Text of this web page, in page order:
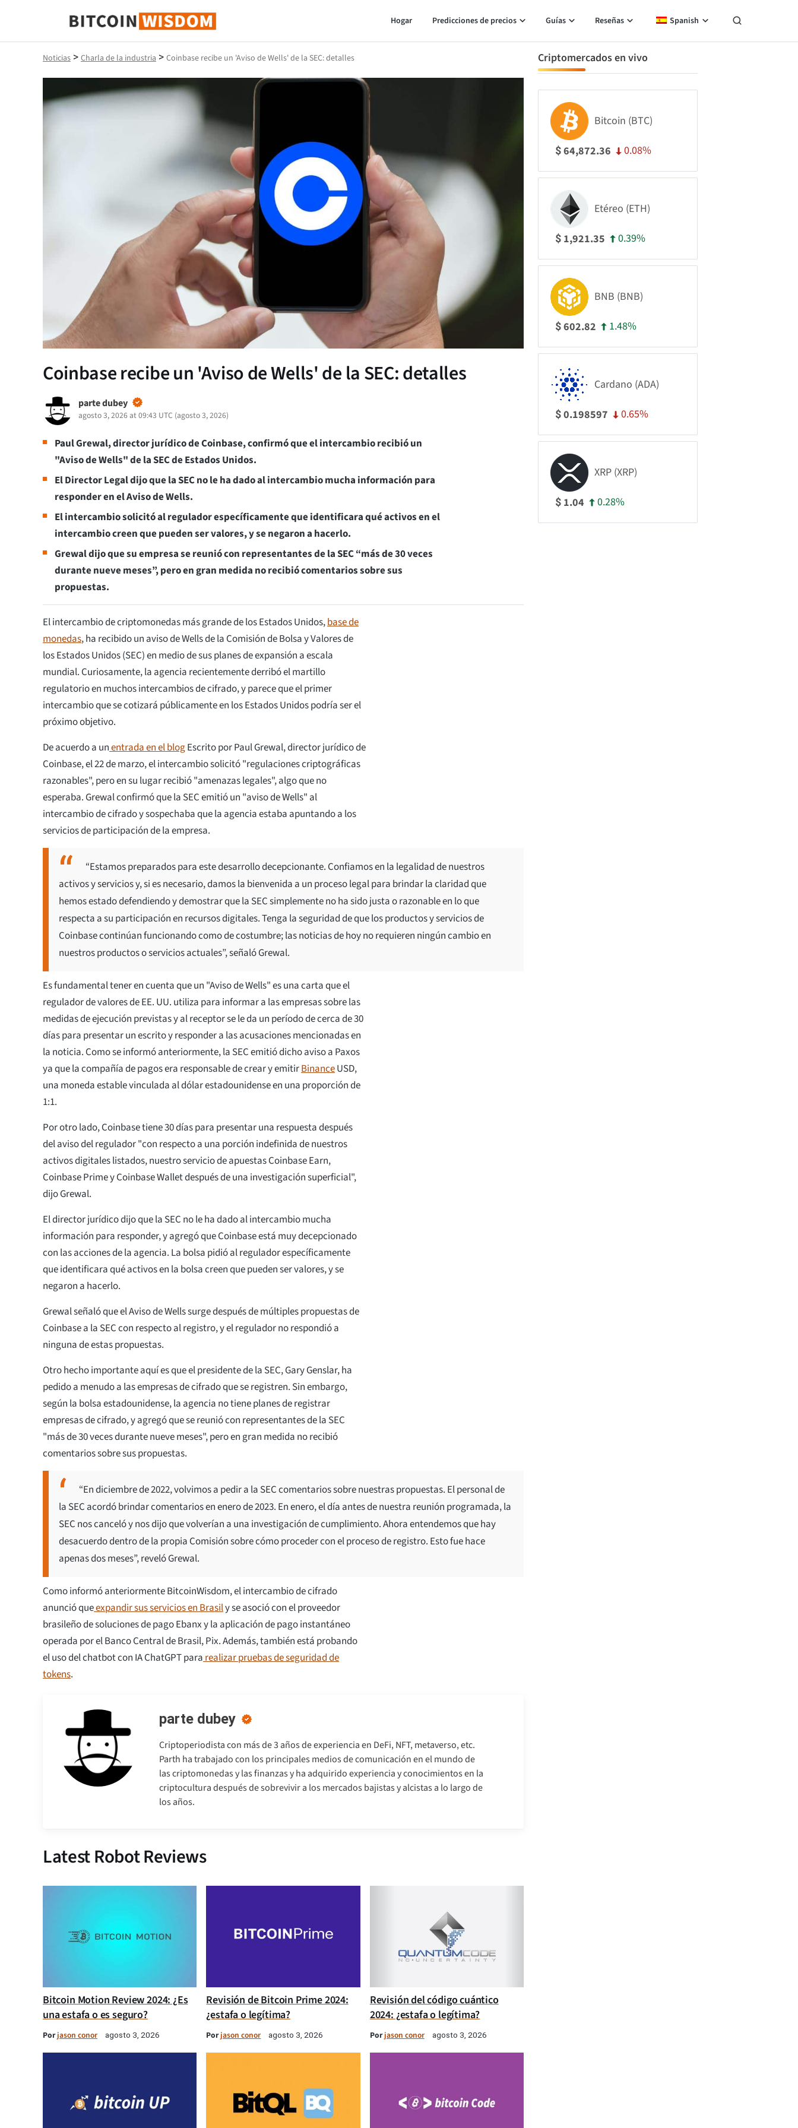
Sabiduría de Bitcoin
Hogar Predicciones de precios Guías Reseñas Spanish
Noticias > Charla de la industria > Coinbase recibe un 'Aviso de Wells' de la SEC: detalles
Coinbase recibe un 'Aviso de Wells' de la SEC: detalles
parte dubey
agosto 3, 2026 at 09:43 UTC (agosto 3, 2026)
Paul Grewal, director jurídico de Coinbase, confirmó que el intercambio recibió un
"Aviso de Wells" de la SEC de Estados Unidos.
El Director Legal dijo que la SEC no le ha dado al intercambio mucha información para
responder en el Aviso de Wells.
El intercambio solicitó al regulador específicamente que identificara qué activos en el
intercambio creen que pueden ser valores, y se negaron a hacerlo.
Grewal dijo que su empresa se reunió con representantes de la SEC “más de 30 veces
durante nueve meses”, pero en gran medida no recibió comentarios sobre sus
propuestas.
El intercambio de criptomonedas más grande de los Estados Unidos,base de
monedas, ha recibido un aviso de Wells de la Comisión de Bolsa y Valores de
los Estados Unidos (SEC) en medio de sus planes de expansión a escala
mundial. Curiosamente, la agencia recientemente derribó el martillo
regulatorio en muchos intercambios de cifrado, y parece que el primer
intercambio que se cotizará públicamente en los Estados Unidos podría ser el
próximo objetivo.
De acuerdo a unentrada en el blogEscrito por Paul Grewal, director jurídico de
Coinbase, el 22 de marzo, el intercambio solicitó "regulaciones criptográficas
razonables", pero en su lugar recibió "amenazas legales", algo que no
esperaba. Grewal confirmó que la SEC emitió un "aviso de Wells" al
intercambio de cifrado y sospechaba que la agencia estaba apuntando a los
servicios de participación de la empresa.
“Estamos preparados para este desarrollo decepcionante. Confiamos en la legalidad de nuestros
activos y servicios y, si es necesario, damos la bienvenida a un proceso legal para brindar la claridad que
hemos estado defendiendo y demostrar que la SEC simplemente no ha sido justa o razonable en lo que
respecta a su participación en recursos digitales. Tenga la seguridad de que los productos y servicios de
Coinbase continúan funcionando como de costumbre; las noticias de hoy no requieren ningún cambio en
nuestros productos o servicios actuales”, señaló Grewal.
Es fundamental tener en cuenta que un "Aviso de Wells" es una carta que el
regulador de valores de EE. UU. utiliza para informar a las empresas sobre las
medidas de ejecución previstas y al receptor se le da un período de cerca de 30
días para presentar un escrito y responder a las acusaciones mencionadas en
la noticia. Como se informó anteriormente, la SEC emitió dicho aviso a Paxos
ya que la compañía de pagos era responsable de crear y emitirBinanceUSD,
una moneda estable vinculada al dólar estadounidense en una proporción de
1:1.
Por otro lado, Coinbase tiene 30 días para presentar una respuesta después
del aviso del regulador "con respecto a una porción indefinida de nuestros
activos digitales listados, nuestro servicio de apuestas Coinbase Earn,
Coinbase Prime y Coinbase Wallet después de una investigación superficial",
dijo Grewal.
El director jurídico dijo que la SEC no le ha dado al intercambio mucha
información para responder, y agregó que Coinbase está muy decepcionado
con las acciones de la agencia. La bolsa pidió al regulador específicamente
que identificara qué activos en la bolsa creen que pueden ser valores, y se
negaron a hacerlo.
Grewal señaló que el Aviso de Wells surge después de múltiples propuestas de
Coinbase a la SEC con respecto al registro, y el regulador no respondió a
ninguna de estas propuestas.
Otro hecho importante aquí es que el presidente de la SEC, Gary Genslar, ha
pedido a menudo a las empresas de cifrado que se registren. Sin embargo,
según la bolsa estadounidense, la agencia no tiene planes de registrar
empresas de cifrado, y agregó que se reunió con representantes de la SEC
"más de 30 veces durante nueve meses", pero en gran medida no recibió
comentarios sobre sus propuestas.
“En diciembre de 2022, volvimos a pedir a la SEC comentarios sobre nuestras propuestas. El personal de
la SEC acordó brindar comentarios en enero de 2023. En enero, el día antes de nuestra reunión programada, la
SEC nos canceló y nos dijo que volverían a una investigación de cumplimiento. Ahora entendemos que hay
desacuerdo dentro de la propia Comisión sobre cómo proceder con el proceso de registro. Esto fue hace
apenas dos meses”, reveló Grewal.
Como informó anteriormente BitcoinWisdom, el intercambio de cifrado
anunció queexpandir sus servicios en Brasily se asoció con el proveedor
brasileño de soluciones de pago Ebanx y la aplicación de pago instantáneo
operada por el Banco Central de Brasil, Pix. Además, también está probando
el uso del chatbot con IA ChatGPT para realizar pruebas de seguridad de
tokens.
parte dubey
Criptoperiodista con más de 3 años de experiencia en DeFi, NFT, metaverso, etc.
Parth ha trabajado con los principales medios de comunicación en el mundo de
las criptomonedas y las finanzas y ha adquirido experiencia y conocimientos en la
criptocultura después de sobrevivir a los mercados bajistas y alcistas a lo largo de
los años.
Latest Robot Reviews
Bitcoin Motion Review 2024: ¿Es
una estafa o es seguro?
Porjason conor agosto 3, 2026
Revisión de Bitcoin Prime 2024:
¿estafa o legítima?
Porjason conor agosto 3, 2026
Revisión del código cuántico
2024: ¿estafa o legítima?
Porjason conor agosto 3, 2026
Criptomercados en vivo
Bitcoin (BTC)
$64,872.36 0.08%
Etéreo (ETH)
$ 1,921.35 0.39%
BNB (BNB)
$602.82 1.48%
Cardano (ADA)
$0.198597 0.65%
XRP (XRP)
$ 1.04 0.28%